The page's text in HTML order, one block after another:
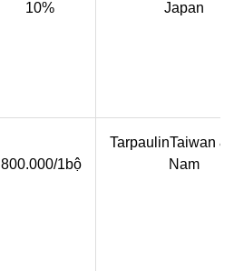
10% Japan
800.000/1bộ
TarpaulinTaiwan &
Nam